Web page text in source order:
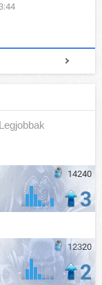
Legjobbak
14240
3
12320
2